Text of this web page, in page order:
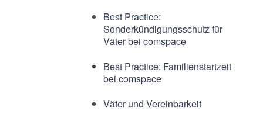
Best Practice:
Sonderkündigungsschutz für
Väter bei comspace
Best Practice: Familienstartzeit
bei comspace
Väter und Vereinbarkeit